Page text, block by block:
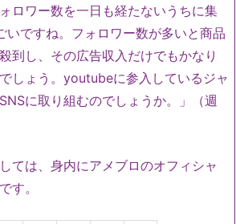
ロワー数を一日も経たないうちに集
いですね。フォロワー数が多いと商品
到し、その広告収入だけでもかなり
しょう。youtubeに参入しているジャ
に取り組むのでしょうか。」（週
ては、身内にアメブロのオフィシャ
す。